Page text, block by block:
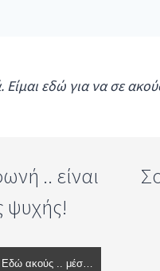
Είμαι εδώ για να σε
.. είναι
ψυχής!